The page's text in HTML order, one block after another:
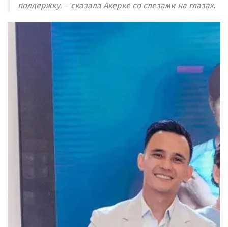
поддержку, – сказала Акерке со слезами на глазах.